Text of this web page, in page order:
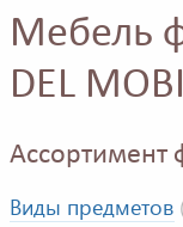
Мебель
DEL
Ассортимент
Виды предметов